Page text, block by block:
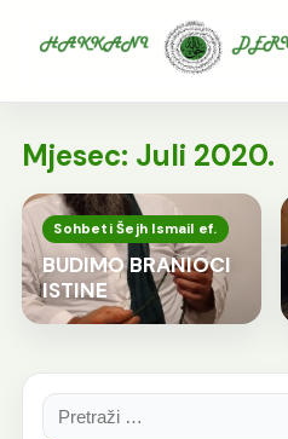
Mjesec: Juli 2020.
Sohbeti Šejh Ismail ef.
BUDIMO BRANIOCI
ISTINE
Pretraga: